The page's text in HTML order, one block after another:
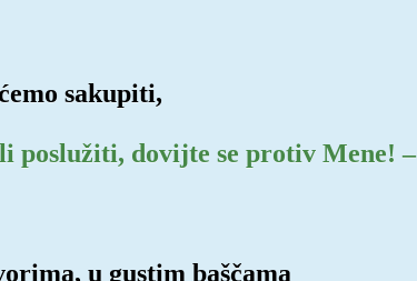
sakupiti,
poslužiti, dovijte se protiv Mene! –
u gustim baščama